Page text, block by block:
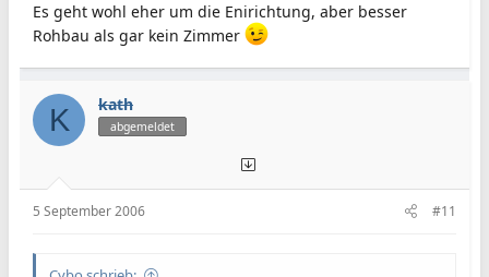
Es geht wohl eher um die Enirichtung, aber besser
Rohbau als gar kein Zimmer
K kath
abgemeldet
5 September 2006 #11